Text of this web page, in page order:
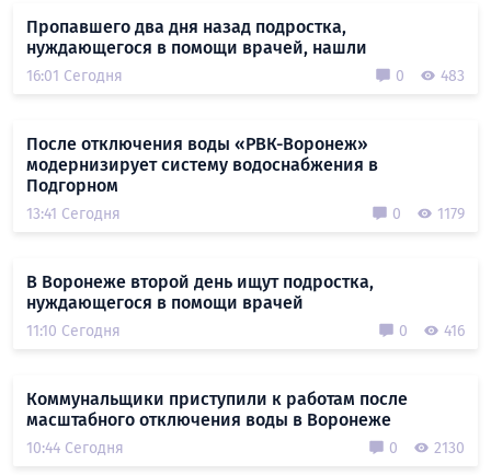
Пропавшего два дня назад подростка,
нуждающегося в помощи врачей, нашли
16:01 Сегодня 0 483
После отключения воды «РВК-Воронеж»
модернизирует систему водоснабжения в
Подгорном
13:41 Сегодня 0 1179
В Воронеже второй день ищут подростка,
нуждающегося в помощи врачей
11:10 Сегодня 0 416
Коммунальщики приступили к работам после
масштабного отключения воды в Воронеже
10:44 Сегодня 0 2130